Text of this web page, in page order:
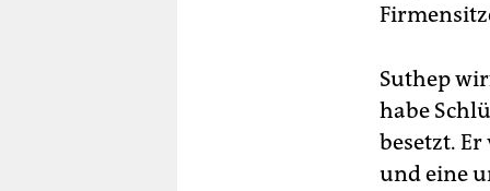
Suthep
habe
besetzt.
und eine